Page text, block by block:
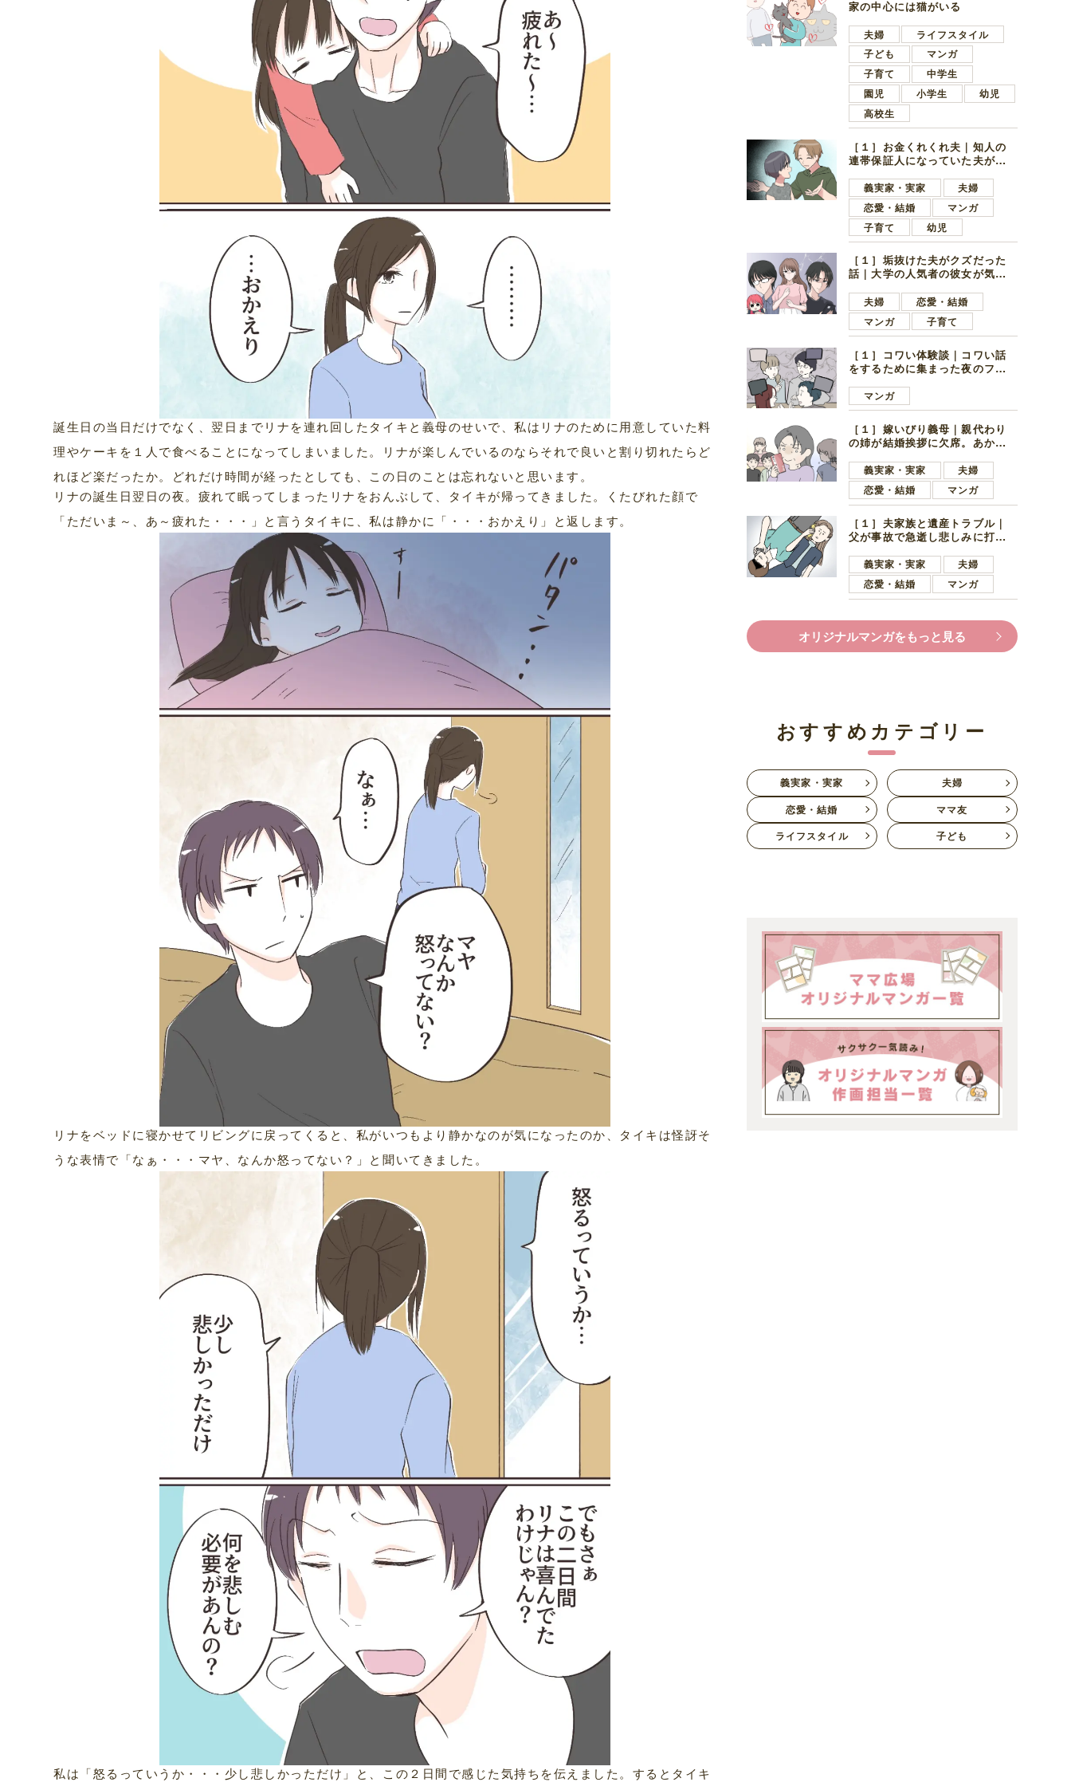
誕生日の当日だけでなく、翌日までリナを連れ回したタイキと義母のせいで、私はリナのために用意していた料
理やケーキを１人で食べることになってしまいました。リナが楽しんでいるのならそれで良いと割り切れたらど
れほど楽だったか。どれだけ時間が経ったとしても、この日のことは忘れないと思います。
リナの誕生日翌日の夜。疲れて眠ってしまったリナをおんぶして、タイキが帰ってきました。くたびれた顔で
「ただいま～、あ～疲れた・・・」と言うタイキに、私は静かに「・・・おかえり」と返します。
リナをベッドに寝かせてリビングに戻ってくると、私がいつもより静かなのが気になったのか、タイキは怪訝そ
うな表情で「なぁ・・・マヤ、なんか怒ってない？」と聞いてきました。
私は「怒るっていうか・・・少し悲しかっただけ」と、この２日間で感じた気持ちを伝えました。するとタイキ
家の中心には猫がいる
夫婦
ライフスタイル
子ども
マンガ
子育て
中学生
園児
小学生
幼児
高校生
［１］お金くれくれ夫｜知人の
連帯保証人になっていた夫が家
言ってきた
義実家・実家
夫婦
恋愛・結婚
マンガ
子育て
幼児
［１］垢抜けた夫がクズだった
話｜大学の人気者の彼女が気に
子学生
夫婦
恋愛・結婚
マンガ
子育て
［１］コワい体験談｜コワい話
をするために集まった夜のファ
好きの男の子ママ
マンガ
［１］嫁いびり義母｜親代わり
の姉が結婚挨拶に欠席。あから
義実家・実家
夫婦
恋愛・結婚
マンガ
［１］夫家族と遺産トラブル｜
父が事故で急逝し悲しみに打ち
ます夫
義実家・実家
夫婦
恋愛・結婚
マンガ
オリジナルマンガをもっと見る
おすすめカテゴリー
義実家・実家
夫婦
恋愛・結婚
ママ友
ライフスタイル
子ども